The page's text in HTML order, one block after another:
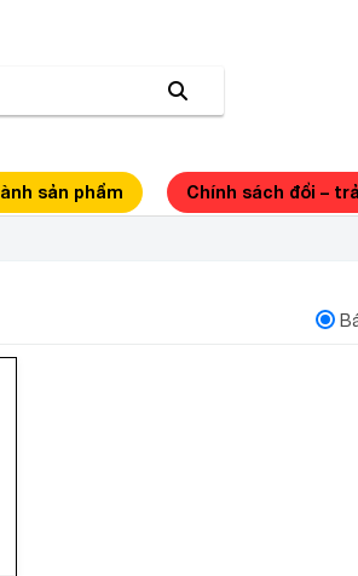
sản phẩm Chính sách đổi – trả